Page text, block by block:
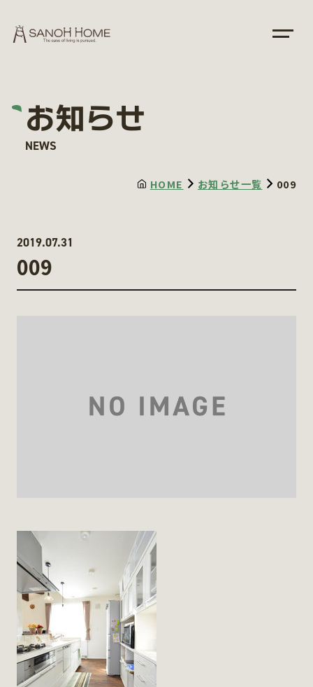
お知らせ
NEWS
HOME お知らせ一覧 009
2019.07.31
009